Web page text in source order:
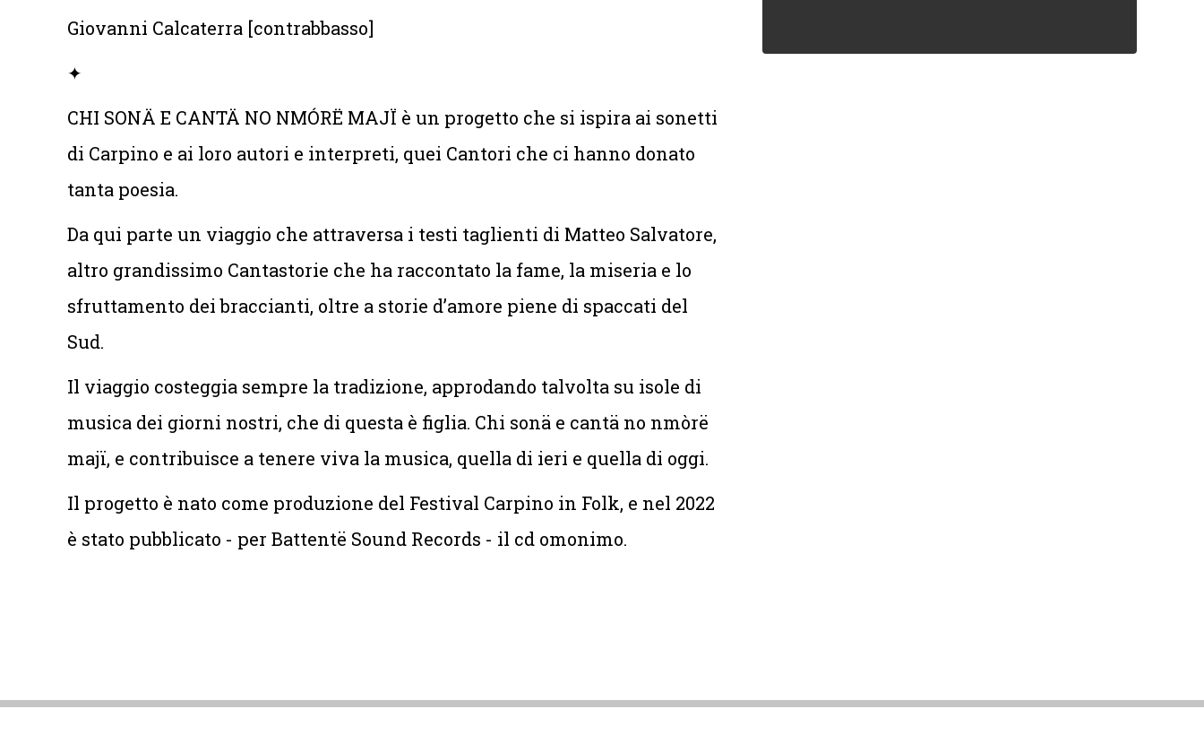
Giovanni Calcaterra [contrabbasso]
✦
CHI SONÄ E CANTÄ NO NMÓRË MAJÏ è un progetto che si ispira ai sonetti
di Carpino e ai loro autori e interpreti, quei Cantori che ci hanno donato
tanta poesia.
Da qui parte un viaggio che attraversa i testi taglienti di Matteo Salvatore,
altro grandissimo Cantastorie che ha raccontato la fame, la miseria e lo
sfruttamento dei braccianti, oltre a storie d’amore piene di spaccati del
Sud.
Il viaggio costeggia sempre la tradizione, approdando talvolta su isole di
musica dei giorni nostri, che di questa è figlia. Chi sonä e cantä no nmòrë
majï, e contribuisce a tenere viva la musica, quella di ieri e quella di oggi.
Il progetto è nato come produzione del Festival Carpino in Folk, e nel 2022
è stato pubblicato - per Battentë Sound Records - il cd omonimo.